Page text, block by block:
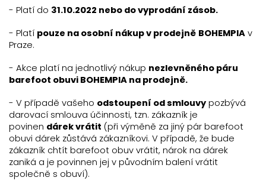
- Platí do 31.10.2022 nebo do vyprodání zásob.
- Platí pouze na osobní nákup v prodejně BOHEMPIA v
Praze.
- Akce platí na jednotlivý nákup nezlevněného páru
barefoot obuvi BOHEMPIA na prodejně.
- V případě vašeho odstoupení od smlouvy pozbývá
darovací smlouva účinnosti, tzn. zákazník je
povinen dárek vrátit (při výměně za jiný pár barefoot
obuvi dárek zůstává zákazníkovi. V případě, že bude
zákazník chtít barefoot obuv vrátit, nárok na dárek
zaniká a je povinnen jej v původním balení vrátit
společně s obuví).